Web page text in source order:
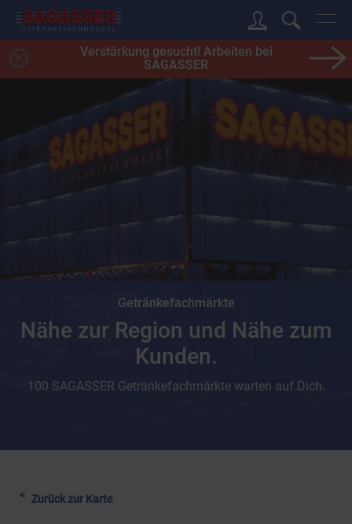
Verstärkung gesucht! Arbeiten bei
SAGASSER
Getränkefachmärkte
Nähe zur Region und Nähe zum
Kunden.
100 SAGASSER Getränkefachmärkte warten auf Dich.
Zurück zur Karte